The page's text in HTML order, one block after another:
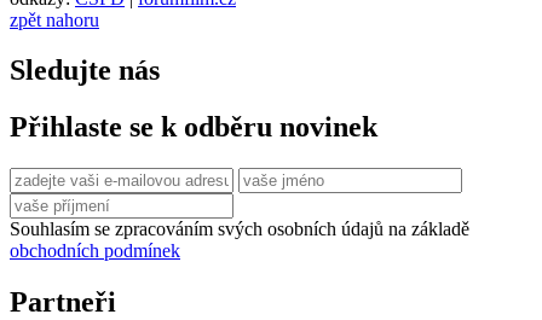
zpět nahoru
Sledujte nás
Přihlaste se k odběru novinek
Souhlasím se zpracováním svých osobních údajů na základě
obchodních podmínek
Partneři